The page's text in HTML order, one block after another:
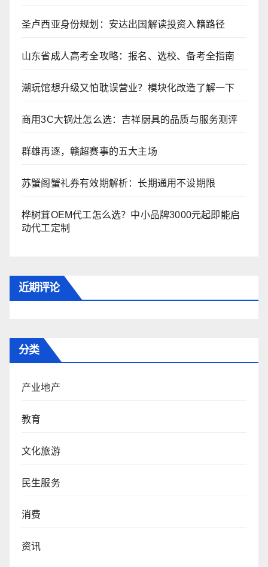
圣卢西亚身份规划：安达出国解读投资入籍路径
山东省成人高考全攻略：报名、选校、备考全指南
潮玩馆想升级又怕耽误营业？模块化改造了解一下
商用3C大锅灶怎么选：吉祥厨具的品质与服务测评
群雄再逐，赣超赛事的五大主场
苏蟹阁蟹礼券有效期解析：长期通用不设期限
桦树茸OEM代工怎么选？中小品牌3000元起即能启
动代工定制
近期评论
分类
产业地产
教育
文化旅游
民生服务
消费
资讯